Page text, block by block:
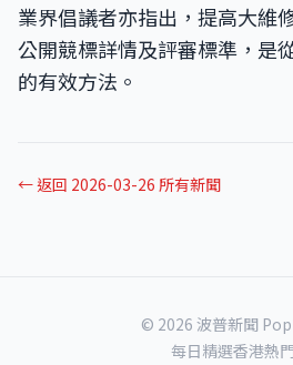
業界倡議者亦指出，提高大維
公開競標詳情及評審標準，是
的有效方法。
← 返回 2026-03-26 所有新聞
© 2026 波普新聞
每日精選香港熱